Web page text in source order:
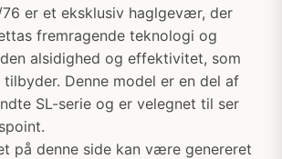
er et eksklusiv haglgevær, der
fremragende teknologi og
alsidighed og effektivitet, som
Denne model er en del af
SL-serie og er velegnet til ser
på denne side kan være genereret